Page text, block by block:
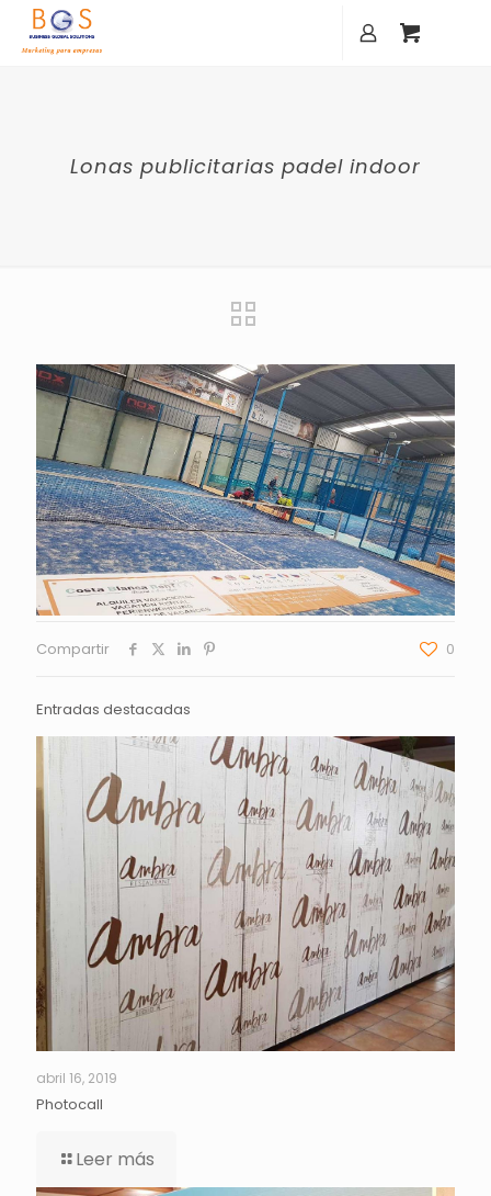
Lonas publicitarias padel indoor
Compartir 0
Entradas destacadas
abril 16, 2019
Photocall
Leer más